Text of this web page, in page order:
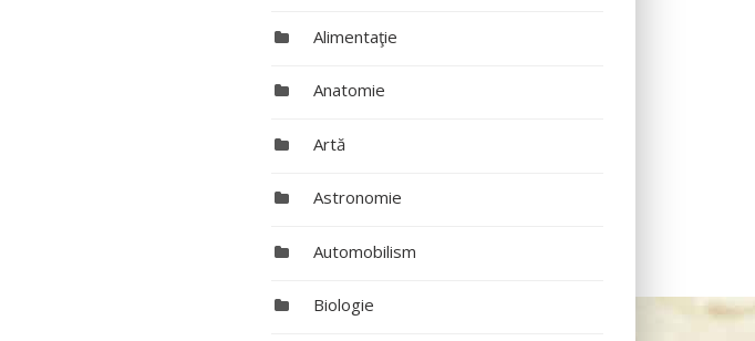
Alimentaţie
Anatomie
Artă
Astronomie
Automobilism
Biologie